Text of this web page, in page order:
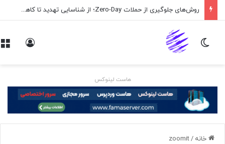
روش‌های جلوگیری از حملات Zero-Day؛ از شناسایی تهدید تا کاهش ریسک
تغییر پوسته
هاست لینوکس
خانه /
zoomit